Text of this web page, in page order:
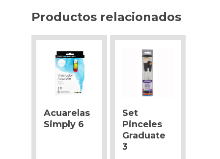
Productos relacionados
Acuarelas
Simply 6
Set
Pinceles
Graduate
3